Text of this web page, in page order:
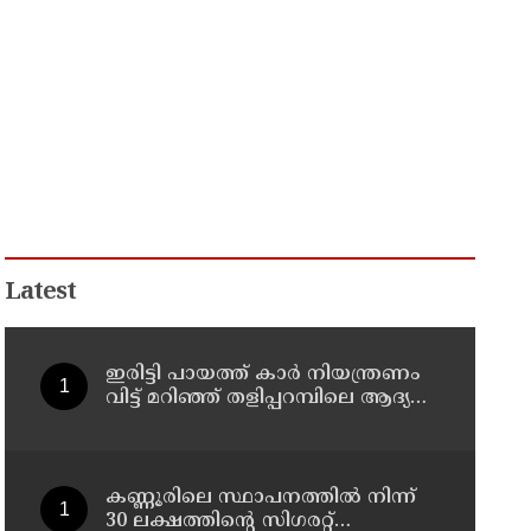
Latest
ഇരിട്ടി പായത്ത് കാർ നിയന്ത്രണം
വിട്ട് മറിഞ്ഞ് തളിപ്പറമ്പിലെ ആദ്യ
കണ്ണൂരിലെ സ്ഥാപനത്തിൽ നിന്ന്
30 ലക്ഷത്തിന്റെ സിഗരറ്റ്